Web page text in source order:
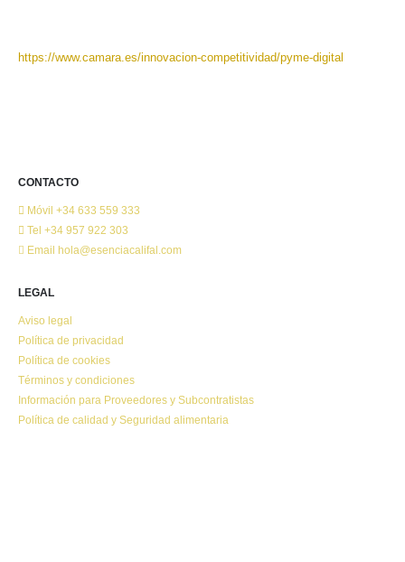
https://www.camara.es/innovacion-competitividad/pyme-digital
CONTACTO
Móvil +34 633 559 333
Tel +34 957 922 303
Email
hola@esenciacalifal.com
LEGAL
Aviso legal
Política de privacidad
Política de cookies
Términos y condiciones
Información para Proveedores y Subcontratistas
Política de calidad y Seguridad alimentaria